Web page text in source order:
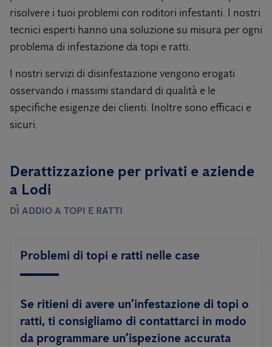
risolvere i tuoi problemi con roditori infestanti. I nostri
tecnici esperti hanno una soluzione su misura per ogni
problema di infestazione da topi e ratti.
I nostri servizi di disinfestazione vengono erogati
osservando i massimi standard di qualità e le
specifiche esigenze dei clienti. Inoltre sono efficaci e
sicuri.
Derattizzazione per privati ​​e aziende
a Lodi
DÌ ADDIO A TOPI E RATTI
Problemi di topi e ratti nelle case
Se ritieni di avere un’infestazione di topi o
ratti, ti consigliamo di contattarci in modo
da programmare un’ispezione accurata